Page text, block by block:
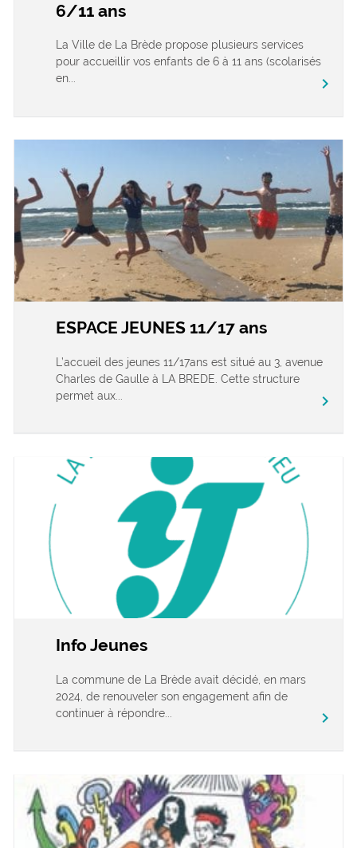
6/11 ans
La Ville de La Brède propose plusieurs services
pour accueillir vos enfants de 6 à 11 ans (scolarisés
en...
chevron_right
ESPACE JEUNES 11/17 ans
L’accueil des jeunes 11/17ans est situé au 3, avenue
Charles de Gaulle à LA BREDE. Cette structure
permet aux...
chevron_right
Info Jeunes
La commune de La Brède avait décidé, en mars
2024, de renouveler son engagement afin de
continuer à répondre...
chevron_right